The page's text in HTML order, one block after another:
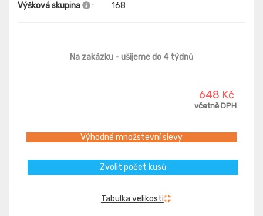
Výšková skupina : 168
Na zakázku - ušijeme do 4 týdnů
648 Kč
včetně DPH
Výhodné množstevní slevy
Zvolit počet kusů
Tabulka velikosti